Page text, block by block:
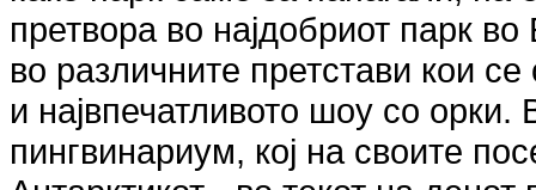
претвора во најдобриот парк
во различните претстави кои
и највпечатливото шоу со орки.
пингвинариум, кој на своите